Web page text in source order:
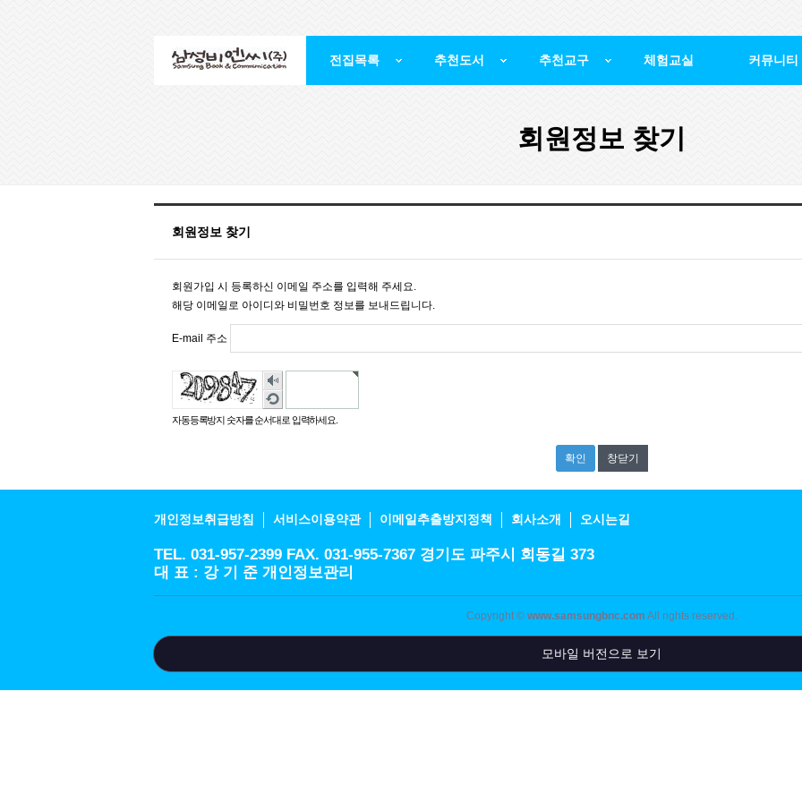
전집목록 추천도서 추천교구 체험교실 커뮤니티
회원정보 찾기
회원정보 찾기
회원가입 시 등록하신 이메일 주소를 입력해 주세요.
해당 이메일로 아이디와 비밀번호 정보를 보내드립니다.
E-mail 주소
숫
자
음
성
새
로
고
자동등록방지 숫자를 순서대로 입력하세요.
창닫기
개인정보취급방침 서비스이용약관 이메일추출방지정책 회사소개 오시는길
TEL. 031-957-2399 FAX. 031-955-7367 경기도 파주시 회동길 373
대 표 : 강 기 준 개인정보관리
Copyright © www.samsungbnc.com All rights reserved.
모바일 버전으로 보기